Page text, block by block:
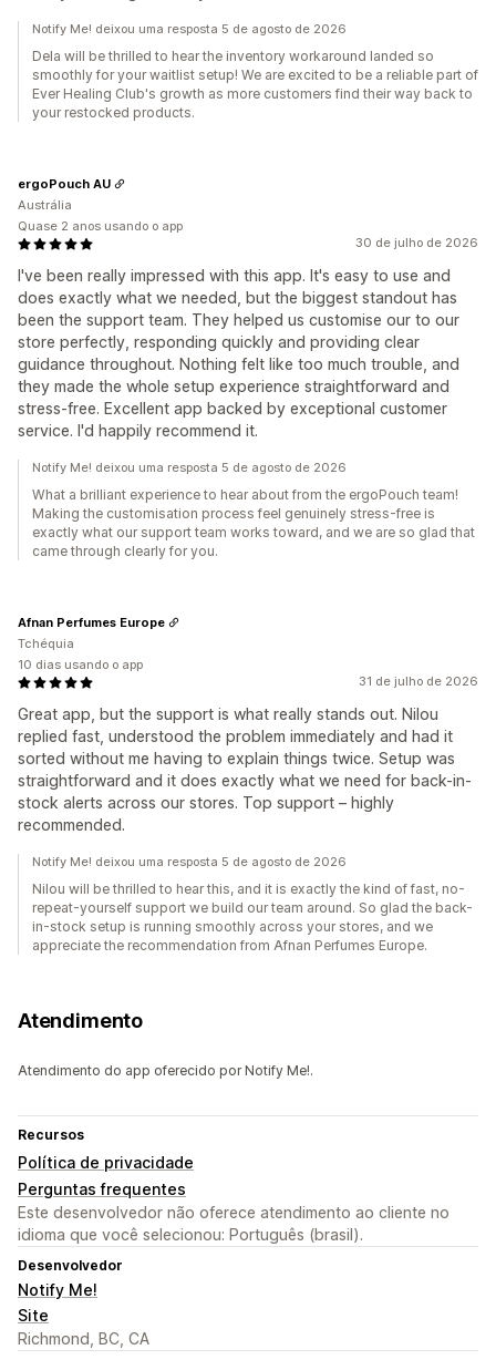
Notify Me! deixou uma resposta 5 de agosto de 2026
Dela will be thrilled to hear the inventory workaround landed so
smoothly for your waitlist setup! We are excited to be a reliable part of
Ever Healing Club's growth as more customers find their way back to
your restocked products.
30 de julho de 2026
I've been really impressed with this app. It's easy to use and
does exactly what we needed, but the biggest standout has
been the support team. They helped us customise our to our
store perfectly, responding quickly and providing clear
guidance throughout. Nothing felt like too much trouble, and
they made the whole setup experience straightforward and
stress-free. Excellent app backed by exceptional customer
service. I'd happily recommend it.
ergoPouch AU
Austrália
Quase 2 anos usando o app
Notify Me! deixou uma resposta 5 de agosto de 2026
What a brilliant experience to hear about from the ergoPouch team!
Making the customisation process feel genuinely stress-free is
exactly what our support team works toward, and we are so glad that
came through clearly for you.
31 de julho de 2026
Great app, but the support is what really stands out. Nilou
replied fast, understood the problem immediately and had it
sorted without me having to explain things twice. Setup was
straightforward and it does exactly what we need for back-in-
stock alerts across our stores. Top support – highly
recommended.
Afnan Perfumes Europe
Tchéquia
10 dias usando o app
Notify Me! deixou uma resposta 5 de agosto de 2026
Nilou will be thrilled to hear this, and it is exactly the kind of fast, no-
repeat-yourself support we build our team around. So glad the back-
in-stock setup is running smoothly across your stores, and we
appreciate the recommendation from Afnan Perfumes Europe.
Atendimento
Atendimento do app oferecido por Notify Me!.
Recursos
Política de privacidade
Perguntas frequentes
Este desenvolvedor não oferece atendimento ao cliente no
idioma que você selecionou: Português (brasil).
Desenvolvedor
Notify Me!
Site
Richmond, BC, CA